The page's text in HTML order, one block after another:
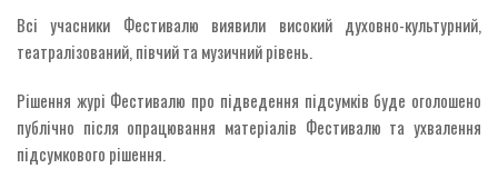
Всі учасники Фестивалю виявили високий духовно-культурний,
театралізований, півчий та музичний рівень.
Рішення журі Фестивалю про підведення підсумків буде оголошено
публічно після опрацювання матеріалів Фестивалю та ухвалення
підсумкового рішення.